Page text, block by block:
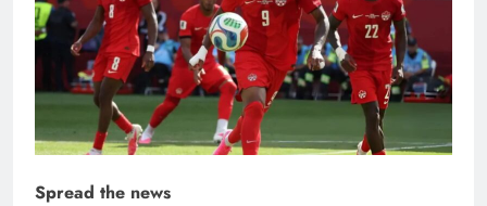
Spread the news